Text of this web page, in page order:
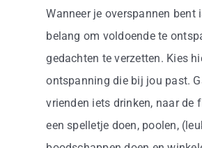
Wanneer je overspannen bent
belang om voldoende te
gedachten te verzetten. Kies
ontspanning die bij jou past.
vrienden iets drinken, naar de
een spelletje doen, poolen,